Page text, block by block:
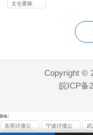
太仓要账
Copyright ©
皖ICP备
link:
东莞讨债公
宁波讨债公
武